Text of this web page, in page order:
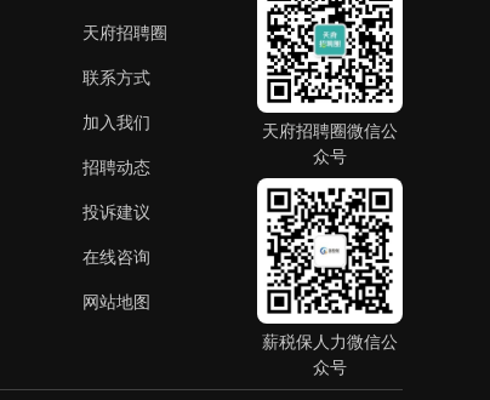
天府招聘圈
联系方式
加入我们
招聘动态
投诉建议
在线咨询
网站地图
天府招聘圈微信公
众号
薪税保人力微信公
众号